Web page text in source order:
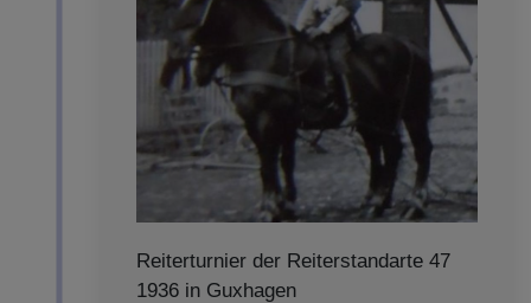
Reiterturnier der Reiterstandarte 47
1936 in Guxhagen